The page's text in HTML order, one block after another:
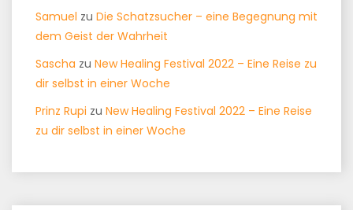
Samuel zu Die Schatzsucher – eine Begegnung mit
dem Geist der Wahrheit
Sascha zu New Healing Festival 2022 – Eine Reise zu
dir selbst in einer Woche
Prinz Rupi zu New Healing Festival 2022 – Eine Reise
zu dir selbst in einer Woche